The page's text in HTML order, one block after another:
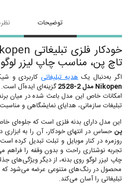
توضیحات
تاچ پن، مناسب چاپ لیزر لوگو
اگر به‌دنبال یک هدیه تبلیغاتی کاربردی و
Nikopen مدل 2-2528
گزینه‌ای ایده‌آل
امکانات خاص این مدل باعث شده در میان
تبلیغات سازمانی، هدایای نمایشگاهی و
این مدل دارای بدنه فلزی است که جلوه‌ای
پن حساس در انتهای خودکار، آن را به ابزاری
روزمره در کنار موبایل و تبلت تبدیل کرده
تجربه نوشتاری راحت و بدون وقفه را فراهم
چاپ لیزر لوگو روی بدنه، از دیگر ویژگی‌های
محصول در رنگ‌های متنوعی عرضه می‌شود که
تبلیغاتی را آسان می‌کند.